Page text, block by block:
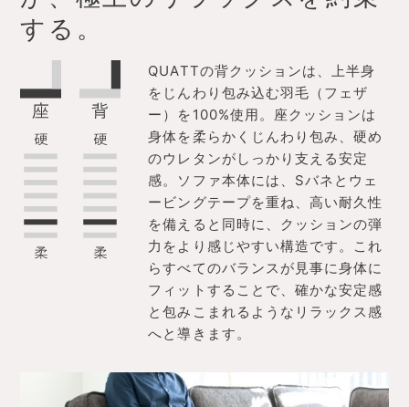
する。
QUATTの背クッションは、上半身
をじんわり包み込む羽毛（フェザ
ー）を100%使用。座クッションは
身体を柔らかくじんわり包み、硬め
のウレタンがしっかり支える安定
感。ソファ本体には、Sバネとウェ
ービングテープを重ね、高い耐久性
を備えると同時に、クッションの弾
力をより感じやすい構造です。これ
らすべてのバランスが見事に身体に
フィットすることで、確かな安定感
と包みこまれるようなリラックス感
へと導きます。